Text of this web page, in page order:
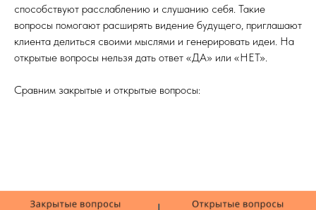
способствуют расслаблению и слушанию себя. Такие
вопросы помогают расширять видение будущего, приглашают
клиента делиться своими мыслями и генерировать идеи. На
открытые вопросы нельзя дать ответ «ДА» или «НЕТ».
Сравним закрытые и открытые вопросы: